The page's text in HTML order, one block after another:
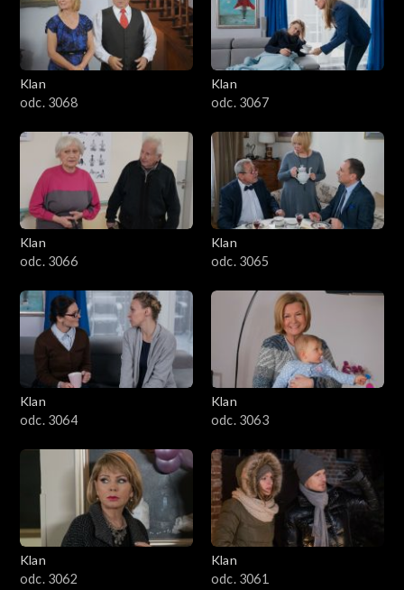
Klan
odc. 3068
Klan
odc. 3067
Klan
odc. 3066
Klan
odc. 3065
Klan
odc. 3064
Klan
odc. 3063
Klan
odc. 3062
Klan
odc. 3061